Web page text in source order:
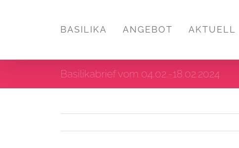
BASILIKA ANGEBOT AKTUELL
Basilikabrief vom 04.02.-18.02.2024